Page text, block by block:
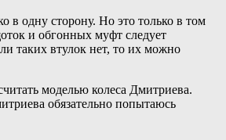
в одну сторону. Но это только в том
и обгонных муфт следует
таких втулок нет, то их можно
моделью колеса Дмитриева.
обязательно попытаюсь